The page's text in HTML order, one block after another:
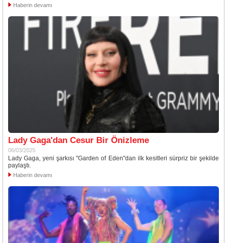
Haberin devamı
Lady Gaga'dan Cesur Bir Önizleme
06/03/2025
Lady Gaga, yeni şarkısı "Garden of Eden"dan ilk kesitleri sürpriz bir şekilde
paylaştı.
Haberin devamı